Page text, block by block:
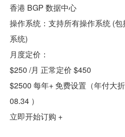
香港 BGP 数据中心
操作系统：支持所有操作系统 (
系统)
月度定价：
$250 /月 正常定价 $450
$2500 每年+ 免费设置（年付大
08.34 ）
立即开始订购 +